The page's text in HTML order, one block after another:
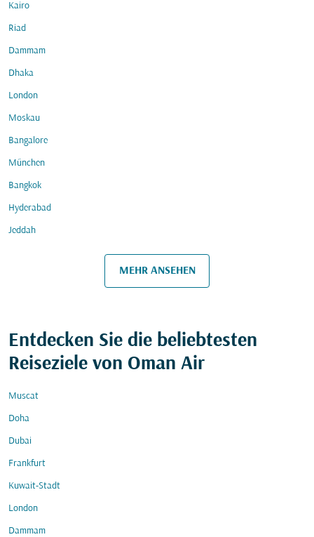
Kairo
Riad
Dammam
Dhaka
London
Moskau
Bangalore
München
Bangkok
Hyderabad
Jeddah
MEHR ANSEHEN
Entdecken Sie die beliebtesten
Reiseziele von Oman Air
Muscat
Doha
Dubai
Frankfurt
Kuwait-Stadt
London
Dammam